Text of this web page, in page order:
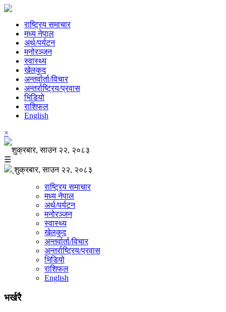
राष्ट्रिय समाचार
मध्य नेपाल
अर्थ/पर्यटन
मनोरञ्जन
स्वास्थ्य
खेलकुद
अन्तर्वार्ता/विचार
अन्तर्राष्ट्रिय/प्रवास
भिडियो
राशिफल
English
×
शुक्रबार, साउन २२, २०८३
☰
शुक्रबार, साउन २२, २०८३
राष्ट्रिय समाचार
मध्य नेपाल
अर्थ/पर्यटन
मनोरञ्जन
स्वास्थ्य
खेलकुद
अन्तर्वार्ता/विचार
अन्तर्राष्ट्रिय/प्रवास
भिडियो
राशिफल
English
भर्खरै